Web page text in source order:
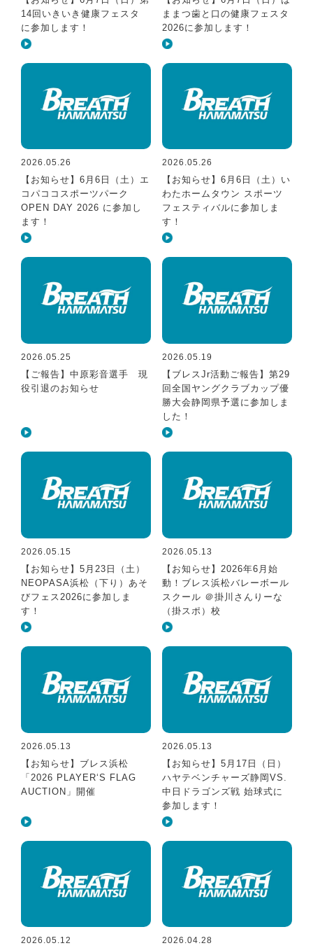
14回いきいき健康フェスタ
に参加します！
ままつ歯と口の健康フェスタ
2026に参加します！
2026.05.26
【お知らせ】6月6日（土）エ
コパココスポーツパーク
OPEN DAY 2026 に参加し
ます！
2026.05.26
【お知らせ】6月6日（土）い
わたホームタウン スポーツ
フェスティバルに参加しま
す！
2026.05.25
【ご報告】中原彩音選手 現
役引退のお知らせ
2026.05.19
【ブレスJr活動ご報告】第29
回全国ヤングクラブカップ優
勝大会静岡県予選に参加しま
した！
2026.05.15
【お知らせ】5月23日（土）
NEOPASA浜松（下り）あそ
びフェス2026に参加しま
す！
2026.05.13
【お知らせ】2026年6月始
動！ブレス浜松バレーボール
スクール ＠掛川さんりーな
（掛スポ）校
2026.05.13
【お知らせ】ブレス浜松
「2026 PLAYER‘S FLAG
AUCTION」開催
2026.05.13
【お知らせ】5月17日（日）
ハヤテベンチャーズ静岡VS.
中日ドラゴンズ戦 始球式に
参加します！
2026.05.12 2026.04.28